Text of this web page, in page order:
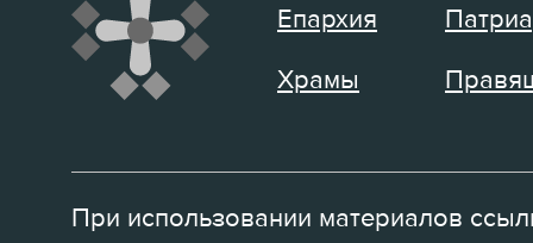
Епархия
Храмы
При использовании материалов